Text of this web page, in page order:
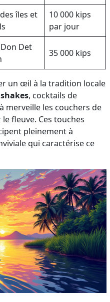
îles et
10 000 kips
par jour
Det
35 000 kips
un œil à la tradition locale
, cocktails de
merveille les couchers de
fleuve. Ces touches
pleinement à
qui caractérise ce